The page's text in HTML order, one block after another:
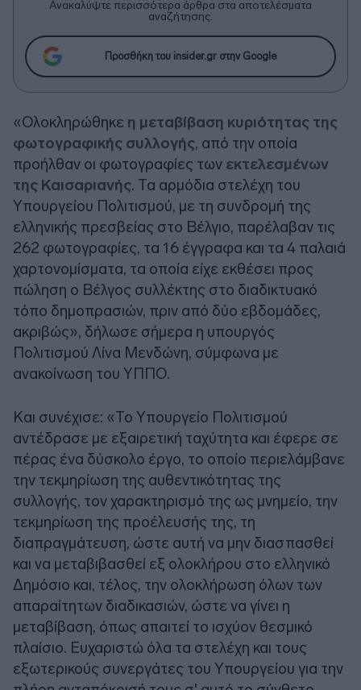
Ανακαλύψτε περισσότερα άρθρα στα αποτελέσματα
αναζήτησης.
Προσθήκη του insider.gr στην Google
«Ολοκληρώθηκε η μεταβίβαση κυριότητας της
φωτογραφικής συλλογής, από την οποία
προήλθαν οι φωτογραφίες των εκτελεσμένων
της Καισαριανής. Τα αρμόδια στελέχη του
Υπουργείου Πολιτισμού, με τη συνδρομή της
ελληνικής πρεσβείας στο Βέλγιο, παρέλαβαν τις
262 φωτογραφίες, τα 16 έγγραφα και τα 4 παλαιά
χαρτονομίσματα, τα οποία είχε εκθέσει προς
πώληση ο Βέλγος συλλέκτης στο διαδικτυακό
τόπο δημοπρασιών, πριν από δύο εβδομάδες,
ακριβώς», δήλωσε σήμερα η υπουργός
Πολιτισμού Λίνα Μενδώνη, σύμφωνα με
ανακοίνωση του ΥΠΠΟ.
Και συνέχισε: «Το Υπουργείο Πολιτισμού
αντέδρασε με εξαιρετική ταχύτητα και έφερε σε
πέρας ένα δύσκολο έργο, το οποίο περιελάμβανε
την τεκμηρίωση της αυθεντικότητας της
συλλογής, τον χαρακτηρισμό της ως μνημείο, την
τεκμηρίωση της προέλευσής της, τη
διαπραγμάτευση, ώστε αυτή να μην διασπασθεί
και να μεταβιβασθεί εξ ολοκλήρου στο ελληνικό
Δημόσιο και, τέλος, την ολοκλήρωση όλων των
απαραίτητων διαδικασιών, ώστε να γίνει η
μεταβίβαση, όπως απαιτεί το ισχύον θεσμικό
πλαίσιο. Ευχαριστώ όλα τα στελέχη και τους
εξωτερικούς συνεργάτες του Υπουργείου για την